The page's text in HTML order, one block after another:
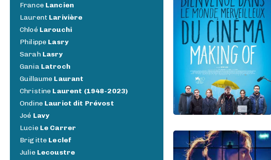
France Lancien
Laurent Larivière
Chloé Larouchi
Philippe Lasry
Sarah Lasry
Gania Latroch
Guillaume Laurant
Christine Laurent (1948-2023)
Ondine Lauriot dit Prévost
Joé Lavy
Lucie Le Carrer
Brigitte Leclef
Julie Lecoustre